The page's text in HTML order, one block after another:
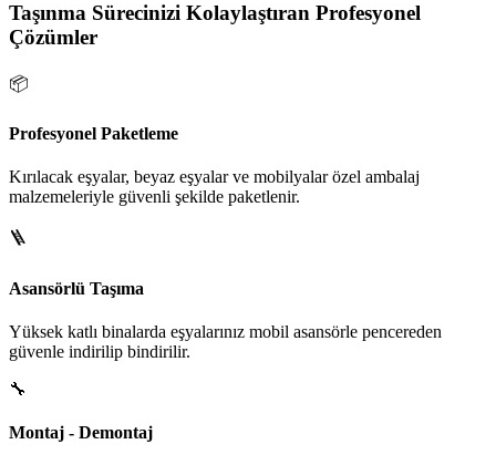
Taşınma Sürecinizi Kolaylaştıran Profesyonel
Çözümler
📦
Profesyonel Paketleme
Kırılacak eşyalar, beyaz eşyalar ve mobilyalar özel ambalaj
malzemeleriyle güvenli şekilde paketlenir.
🪜
Asansörlü Taşıma
Yüksek katlı binalarda eşyalarınız mobil asansörle pencereden
güvenle indirilip bindirilir.
🔧
Montaj - Demontaj